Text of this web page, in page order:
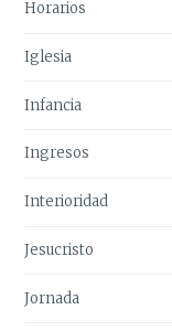
Horarios
Iglesia
Infancia
Ingresos
Interioridad
Jesucristo
Jornada